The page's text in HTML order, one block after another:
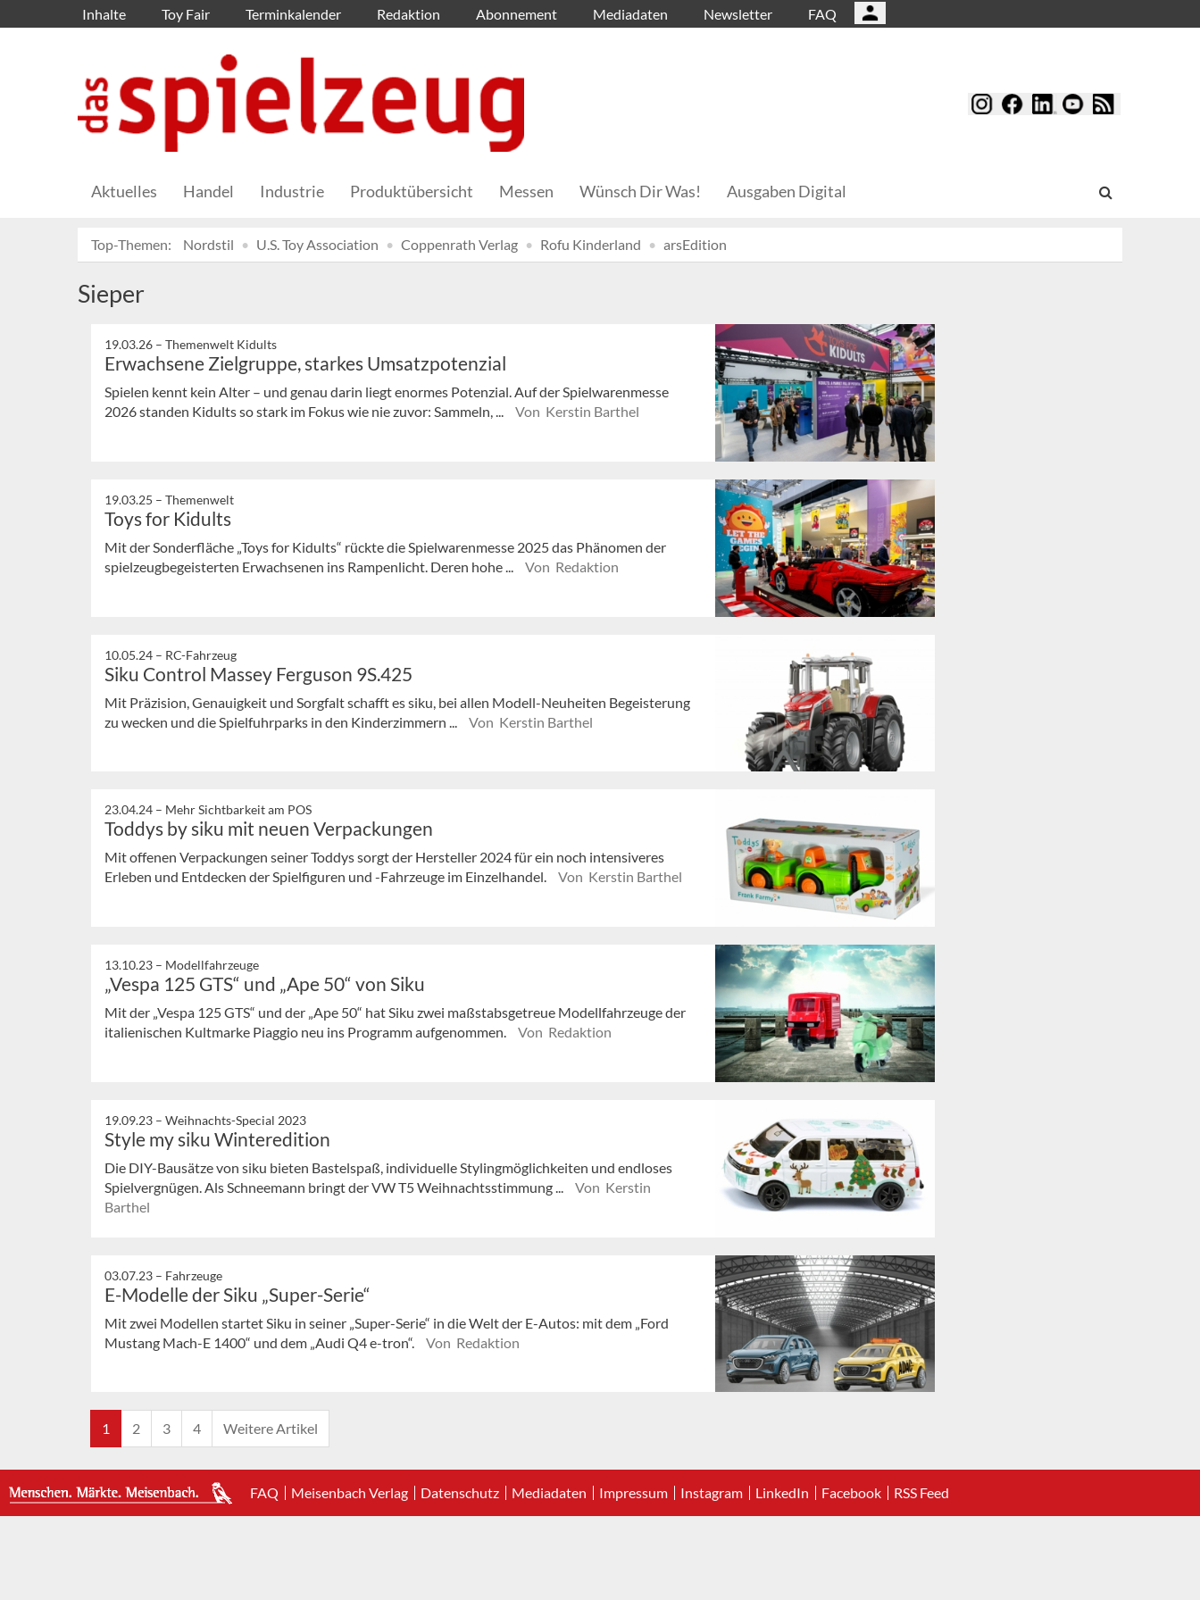
Inhalte Toy Fair Terminkalender Redaktion Abonnement Mediadaten Newsletter FAQ
Aktuelles Handel Industrie Produktübersicht Messen Wünsch Dir Was! Ausgaben Digital
Top-Themen: Nordstil U.S. Toy Association Coppenrath Verlag Rofu Kinderland arsEdition
Sieper
19.03.26 – Themenwelt Kidults
Erwachsene Zielgruppe, starkes Umsatzpotenzial
Spielen kennt kein Alter – und genau darin liegt enormes Potenzial. Auf der Spielwarenmesse
2026 standen Kidults so stark im Fokus wie nie zuvor: Sammeln, ...
Von Kerstin Barthel
19.03.25 – Themenwelt
Toys for Kidults
Mit der Sonderfläche „Toys for Kidults“ rückte die Spielwarenmesse 2025 das Phänomen der
spielzeugbegeisterten Erwachsenen ins Rampenlicht. Deren hohe ...
Von Redaktion
10.05.24 – RC-Fahrzeug
Siku Control Massey Ferguson 9S.425
Mit Präzision, Genauigkeit und Sorgfalt schafft es siku, bei allen Modell-Neuheiten Begeisterung
zu wecken und die Spielfuhrparks in den Kinderzimmern ...
Von Kerstin Barthel
23.04.24 – Mehr Sichtbarkeit am POS
Toddys by siku mit neuen Verpackungen
Mit offenen Verpackungen seiner Toddys sorgt der Hersteller 2024 für ein noch intensiveres
Erleben und Entdecken der Spielfiguren und -Fahrzeuge im Einzelhandel.
Von Kerstin Barthel
13.10.23 – Modellfahrzeuge
„Vespa 125 GTS“ und „Ape 50“ von Siku
Mit der „Vespa 125 GTS“ und der „Ape 50“ hat Siku zwei maßstabsgetreue Modellfahrzeuge der
italienischen Kultmarke Piaggio neu ins Programm aufgenommen.
Von Redaktion
19.09.23 – Weihnachts-Special 2023
Style my siku Winteredition
Die DIY-Bausätze von siku bieten Bastelspaß, individuelle Stylingmöglichkeiten und endloses
Spielvergnügen. Als Schneemann bringt der VW T5 Weihnachtsstimmung ...
Von Kerstin
Barthel
03.07.23 – Fahrzeuge
E-Modelle der Siku „Super-Serie“
Mit zwei Modellen startet Siku in seiner „Super-Serie“ in die Welt der E-Autos: mit dem „Ford
Mustang Mach-E 1400“ und dem „Audi Q4 e-tron“.
Von Redaktion
1 2 3 4 Weitere Artikel
FAQ Meisenbach Verlag Datenschutz Mediadaten Impressum Instagram LinkedIn Facebook RSS Feed